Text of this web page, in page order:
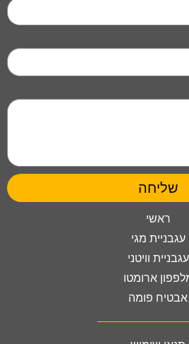
שליחה
ראשי
עגבניית מגי
עגבניית וויטני
ארומטו
אבטיח פומה